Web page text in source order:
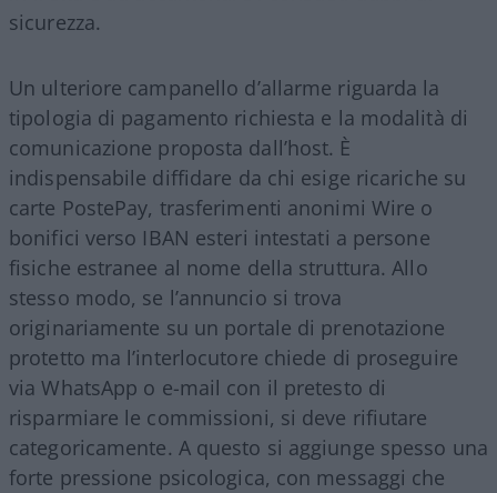
sicurezza.
Un ulteriore campanello d’allarme riguarda la
tipologia di pagamento richiesta e la modalità di
comunicazione proposta dall’host. È
indispensabile diffidare da chi esige ricariche su
carte PostePay, trasferimenti anonimi Wire o
bonifici verso IBAN esteri intestati a persone
fisiche estranee al nome della struttura. Allo
stesso modo, se l’annuncio si trova
originariamente su un portale di prenotazione
protetto ma l’interlocutore chiede di proseguire
via WhatsApp o e-mail con il pretesto di
risparmiare le commissioni, si deve rifiutare
categoricamente. A questo si aggiunge spesso una
forte pressione psicologica, con messaggi che